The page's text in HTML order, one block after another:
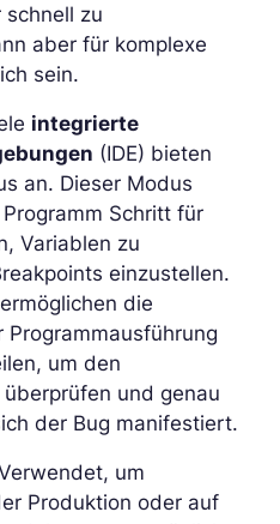
schnell zu
aber für komplexe
sein.
integrierte
(IDE) bieten
an. Dieser Modus
Schritt für
Variablen zu
einzustellen.
die
um den
überprüfen und genau
der Bug manifestiert.
um
Produktion oder auf